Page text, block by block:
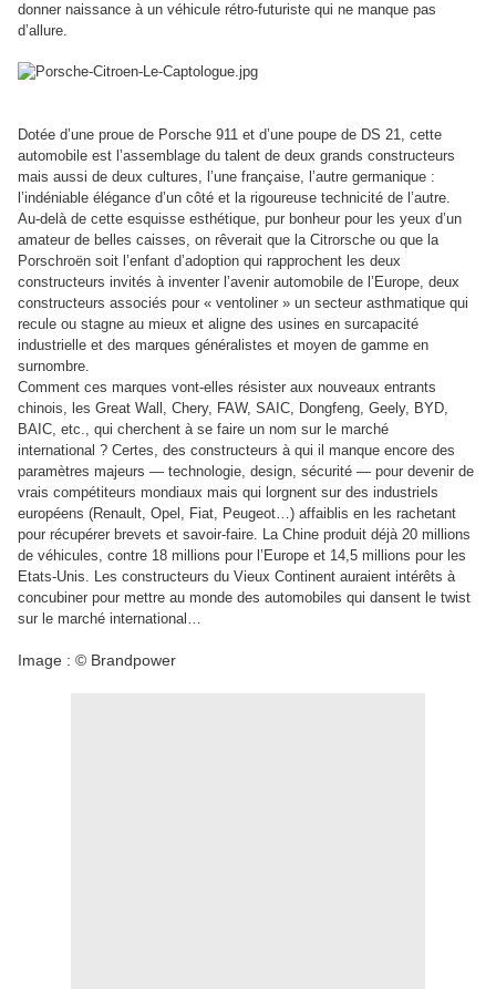
donner naissance à un véhicule rétro-futuriste qui ne manque pas
d’allure.
Dotée d’une proue de Porsche 911 et d’une poupe de DS 21, cette
automobile est l’assemblage du talent de deux grands constructeurs
mais aussi de deux cultures, l’une française, l’autre germanique :
l’indéniable élégance d’un côté et la rigoureuse technicité de l’autre.
Au-delà de cette esquisse esthétique, pur bonheur pour les yeux d’un
amateur de belles caisses, on rêverait que la Citrorsche ou que la
Porschroën soit l’enfant d’adoption qui rapprochent les deux
constructeurs invités à inventer l’avenir automobile de l’Europe, deux
constructeurs associés pour « ventoliner » un secteur asthmatique qui
recule ou stagne au mieux et aligne des usines en surcapacité
industrielle et des marques généralistes et moyen de gamme en
surnombre.
Comment ces marques vont-elles résister aux nouveaux entrants
chinois, les Great Wall, Chery, FAW, SAIC, Dongfeng, Geely, BYD,
BAIC, etc., qui cherchent à se faire un nom sur le marché
international ? Certes, des constructeurs à qui il manque encore des
paramètres majeurs — technologie, design, sécurité — pour devenir de
vrais compétiteurs mondiaux mais qui lorgnent sur des industriels
européens (Renault, Opel, Fiat, Peugeot…) affaiblis en les rachetant
pour récupérer brevets et savoir-faire. La Chine produit déjà 20 millions
de véhicules, contre 18 millions pour l’Europe et 14,5 millions pour les
Etats-Unis. Les constructeurs du Vieux Continent auraient intérêts à
concubiner pour mettre au monde des automobiles qui dansent le twist
sur le marché international…
Image : © Brandpower